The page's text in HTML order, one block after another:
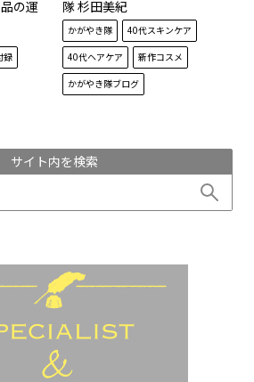
の運
隊 角
録
隊 杉田美紀
かがやき隊
40代スキンケア
40代ヘアケア
新作コスメ
かがやき隊ブログ
サイト内を検索